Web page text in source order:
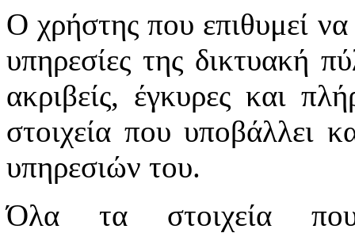
Ο χρήστης που επιθυμεί να
υπηρεσίες της δικτυακή
ακριβείς, έγκυρες και
στοιχεία που υποβάλλει
υπηρεσιών του.
Όλα τα στοιχεία